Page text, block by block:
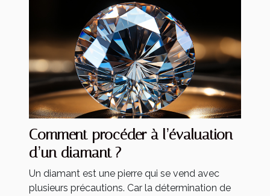
Comment procéder à l’évaluation
d’un diamant ?
Un diamant est une pierre qui se vend avec
plusieurs précautions. Car la détermination de